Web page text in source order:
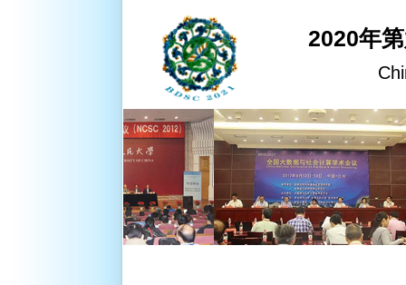
2020年